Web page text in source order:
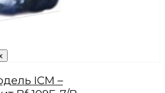
ICM –